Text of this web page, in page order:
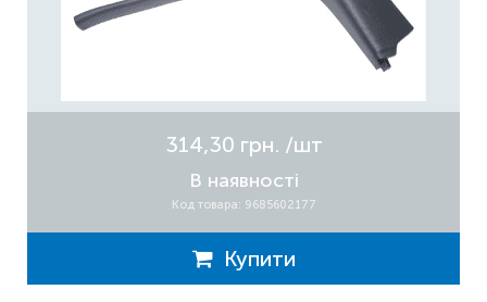
314,30 грн. /шт
В наявності
Код товара: 9685602177
Купити